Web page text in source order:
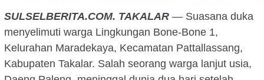
SULSELBERITA.COM. TAKALAR — Suasana duka
menyelimuti warga Lingkungan Bone-Bone 1,
Kelurahan Maradekaya, Kecamatan Pattallassang,
Kabupaten Takalar. Salah seorang warga lanjut usia,